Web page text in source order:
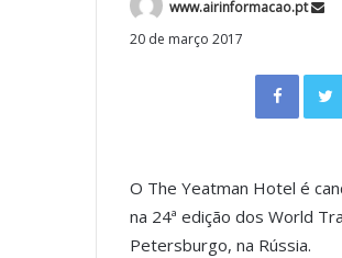
www.airinformacao.pt
20 de março 2017
Facebook
O The Yeatman Hotel é
na 24ª edição dos World
Petersburgo, na Rússia.